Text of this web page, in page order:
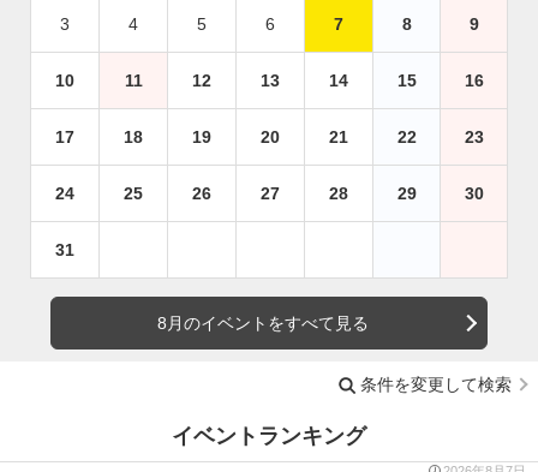
3 4 5 6 7 8 9
10 11 12 13 14 15 16
17 18 19 20 21 22 23
24 25 26 27 28 29 30
31
8月のイベントをすべて見る
条件を変更して検索
イベントランキング